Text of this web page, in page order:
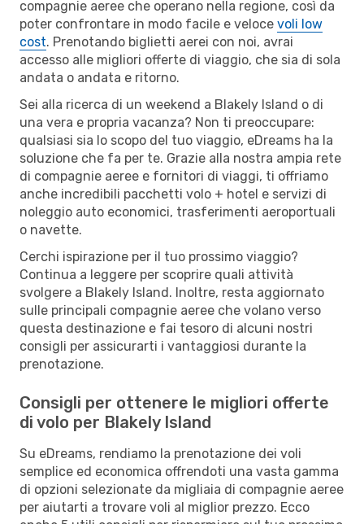
compagnie aeree che operano nella regione, così da
poter confrontare in modo facile e veloce voli low
cost. Prenotando biglietti aerei con noi, avrai
accesso alle migliori offerte di viaggio, che sia di sola
andata o andata e ritorno.
Sei alla ricerca di un weekend a Blakely Island o di
una vera e propria vacanza? Non ti preoccupare:
qualsiasi sia lo scopo del tuo viaggio, eDreams ha la
soluzione che fa per te. Grazie alla nostra ampia rete
di compagnie aeree e fornitori di viaggi, ti offriamo
anche incredibili pacchetti volo + hotel e servizi di
noleggio auto economici, trasferimenti aeroportuali
o navette.
Cerchi ispirazione per il tuo prossimo viaggio?
Continua a leggere per scoprire quali attività
svolgere a Blakely Island. Inoltre, resta aggiornato
sulle principali compagnie aeree che volano verso
questa destinazione e fai tesoro di alcuni nostri
consigli per assicurarti i vantaggiosi durante la
prenotazione.
Consigli per ottenere le migliori offerte
di volo per Blakely Island
Su eDreams, rendiamo la prenotazione dei voli
semplice ed economica offrendoti una vasta gamma
di opzioni selezionate da migliaia di compagnie aeree
per aiutarti a trovare voli al miglior prezzo. Ecco